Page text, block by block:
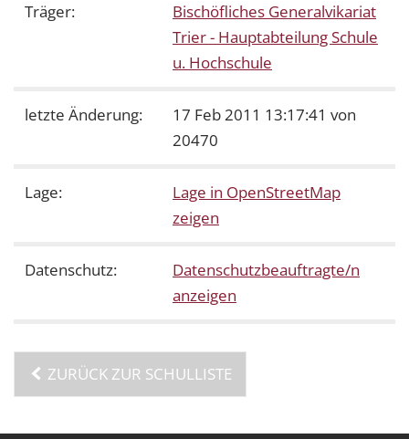
Träger:
Bischöfliches Generalvikariat
Trier - Hauptabteilung Schule
u. Hochschule
letzte Änderung:
17 Feb 2011 13:17:41 von
20470
Lage:
Lage in OpenStreetMap
zeigen
Datenschutz:
Datenschutzbeauftragte/n
anzeigen
ZURÜCK ZUR SCHULLISTE